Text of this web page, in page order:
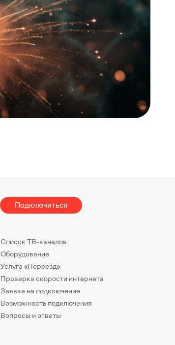
Подключиться
Список ТВ-каналов
Оборудование
Услуга «Переезд»
Проверка скорости интернета
Заявка на подключение
Возможность подключения
Вопросы и ответы